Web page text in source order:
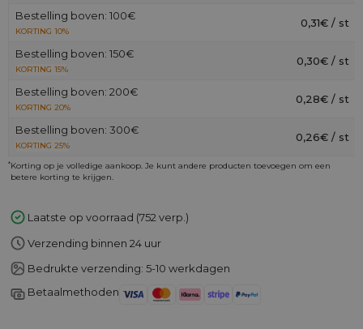
Bestelling boven: 100€
KORTING 10%
0,31€ / st
Bestelling boven: 150€
KORTING 15%
0,30€ / st
Bestelling boven: 200€
KORTING 20%
0,28€ / st
Bestelling boven: 300€
KORTING 25%
0,26€ / st
*Korting op je volledige aankoop. Je kunt andere producten toevoegen om een
betere korting te krijgen.
Laatste op voorraad (752 verp.)
Verzending binnen 24 uur
Bedrukte verzending: 5-10 werkdagen
Betaalmethoden